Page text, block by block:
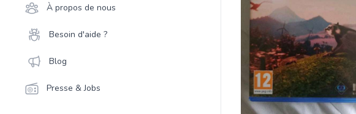
À propos de nous
Besoin d'aide ?
Blog
Presse & Jobs